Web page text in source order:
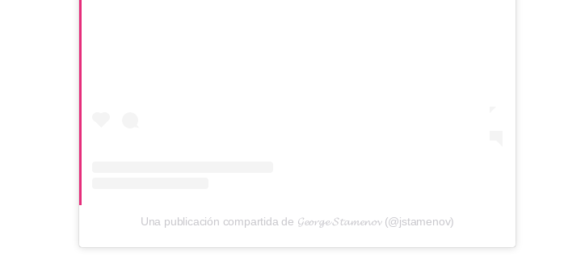
Una publicación compartida de 𝓖𝓮𝓸𝓻𝓰𝓮 𝓢𝓽𝓪𝓶𝓮𝓷𝓸𝓿 (@jstamenov)